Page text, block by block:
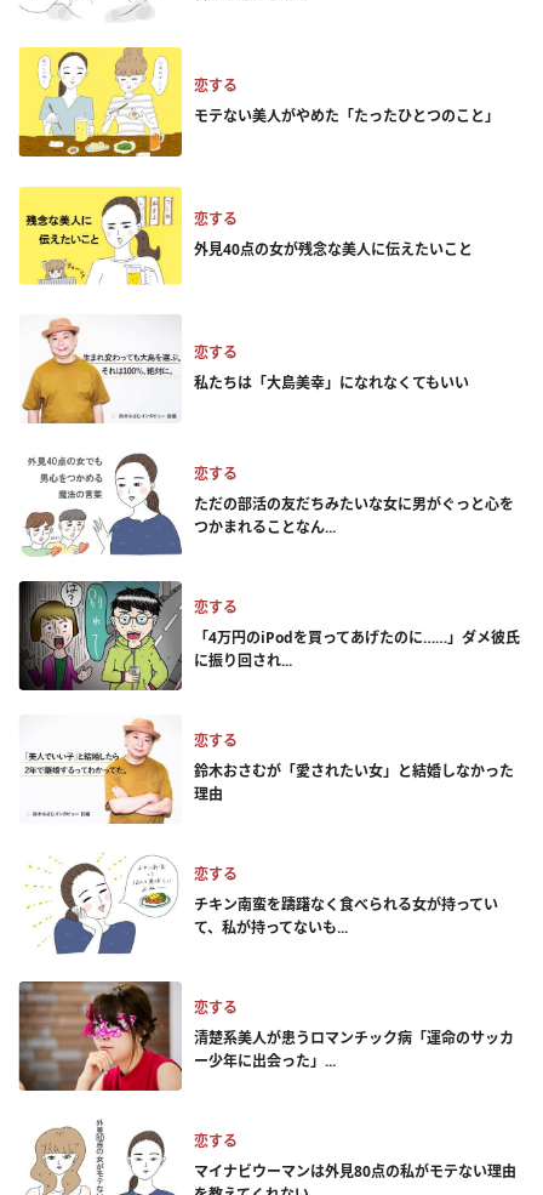
恋する
モテない美人がやめた「たったひとつのこと」
恋する
外見40点の女が残念な美人に伝えたいこと
恋する
私たちは「大島美幸」になれなくてもいい
恋する
ただの部活の友だちみたいな女に男がぐっと心を
つかまれることなん...
恋する
「4万円のiPodを買ってあげたのに……」ダメ彼氏
に振り回され...
恋する
鈴木おさむが「愛されたい女」と結婚しなかった
理由
恋する
チキン南蛮を躊躇なく食べられる女が持ってい
て、私が持ってないも...
恋する
清楚系美人が患うロマンチック病「運命のサッカ
ー少年に出会った」...
恋する
マイナビウーマンは外見80点の私がモテない理由